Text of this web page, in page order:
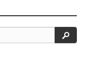
検
索